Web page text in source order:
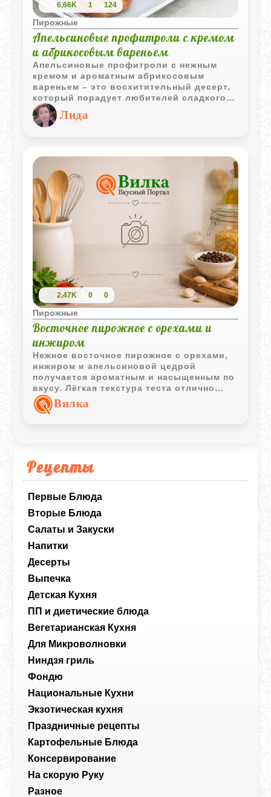
Рецепты
Первые Блюда
Вторые Блюда
Салаты и Закуски
Напитки
Десерты
Выпечка
Детская Кухня
ПП и диетические блюда
Вегетарианская Кухня
Для Микроволновки
Ниндзя гриль
Фондю
Национальные Кухни
Экзотическая кухня
Праздничные рецепты
Картофельные Блюда
Консервирование
На скорую Руку
Разное
6,66K 1 124
Пирожные
Апельсиновые профитроли с кремом
и абрикосовым вареньем
Апельсиновые профитроли с нежным
кремом и ароматным абрикосовым
вареньем – это восхитительный десерт,
который порадует любителей сладкого.
Эти маленькие шедевры кулинарии не
только вкусны, но и выглядят очень
привлекательно, становясь украшением
который позволяет воплотить в жизнь
самые смелые кулинарные фантазии.
Попробуйте и убедитесь сами!
Лида
2,47K 0 0
Пирожные
Восточное пирожное с орехами и
инжиром
Нежное восточное пирожное с орехами,
инжиром и апельсиновой цедрой
получается ароматным и насыщенным по
вкусу. Лёгкая текстура теста отлично
сочетается с кусочками сухофруктов и
орехов.Вилка